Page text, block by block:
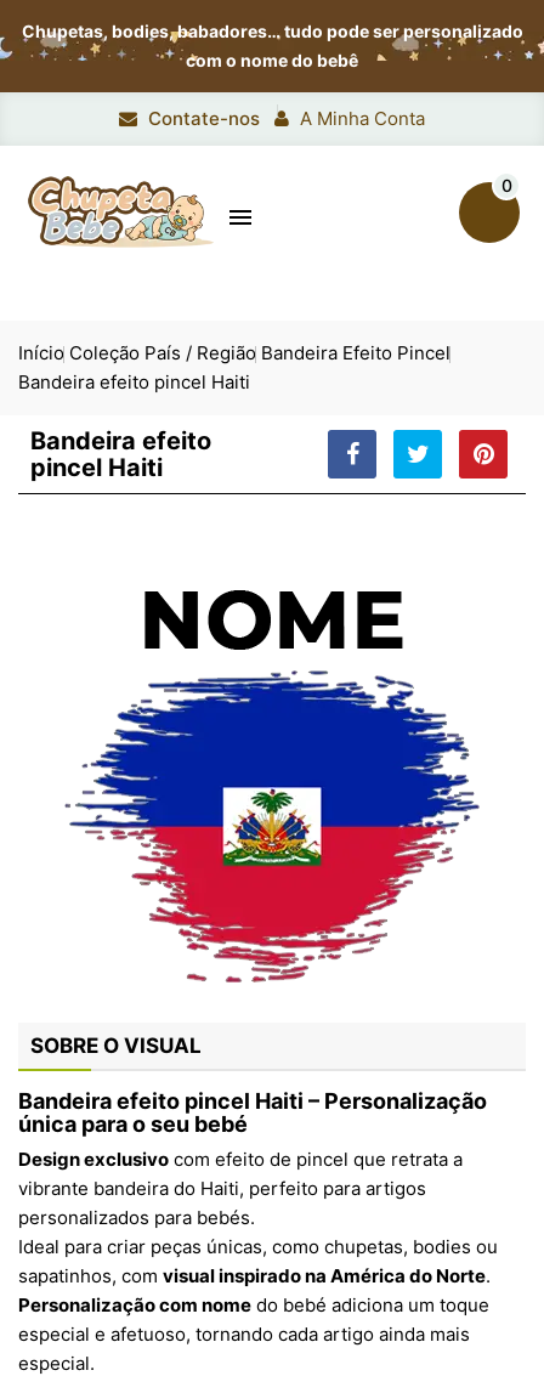
Chupetas, bodies, babadores…tudo pode ser personalizado
com o nome do bebê
Contate-nos A Minha Conta

0
Início Coleção País / Região Bandeira Efeito Pincel
Bandeira efeito pincel Haiti
Bandeira efeito
pincel Haiti
SOBRE O VISUAL
Bandeira efeito pincel Haiti – Personalização
única para o seu bebé
Design exclusivo com efeito de pincel que retrata a
vibrante bandeira do Haiti, perfeito para artigos
personalizados para bebés.
Ideal para criar peças únicas, como chupetas, bodies ou
sapatinhos, com visual inspirado na América do Norte.
Personalização com nome do bebé adiciona um toque
especial e afetuoso, tornando cada artigo ainda mais
especial.